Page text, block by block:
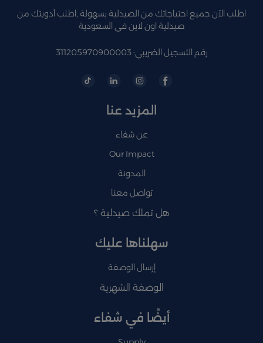
اطلب الآن جميع احتياجاتك من الصيدلية بسهولة ,اطلب أدويتك من
صيدلية اون لاين فى السعودية
رقم التسجيل الضريبي: 311205970900003
المزيد عنا
عن شفاء
Our Impact
المدونة
تواصل معنا
هل تملك صيدلية ؟
سهلناها عليك
إرسال الوصفة
الوصفة الشهرية
أيضًا في شفاء